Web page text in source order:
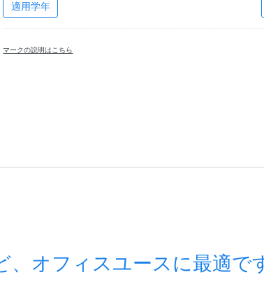
適用学年
マークの説明はこちら
オフィスユースに最適で